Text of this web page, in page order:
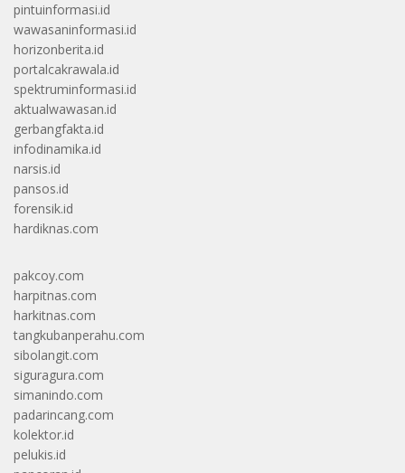
pintuinformasi.id
wawasaninformasi.id
horizonberita.id
portalcakrawala.id
spektruminformasi.id
aktualwawasan.id
gerbangfakta.id
infodinamika.id
narsis.id
pansos.id
forensik.id
hardiknas.com
pakcoy.com
harpitnas.com
harkitnas.com
tangkubanperahu.com
sibolangit.com
siguragura.com
simanindo.com
padarincang.com
kolektor.id
pelukis.id